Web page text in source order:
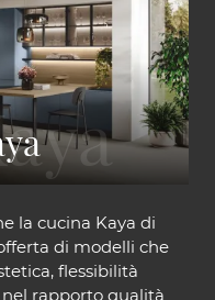
la cucina Kaya di
di modelli che
flessibilità
rapporto qualità